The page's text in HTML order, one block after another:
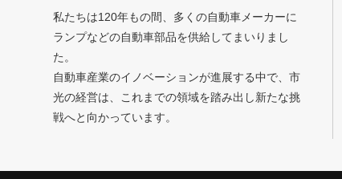
私たちは120年もの間、多くの自動車メーカーに
ランプなどの自動車部品を供給してまいりまし
た。
自動車産業のイノベーションが進展する中で、市
光の経営は、これまでの領域を踏み出し新たな挑
戦へと向かっています。